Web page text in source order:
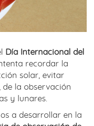
Día Internacional del
recordar la
solar, evitar
la observación
y lunares.
a desarrollar en la